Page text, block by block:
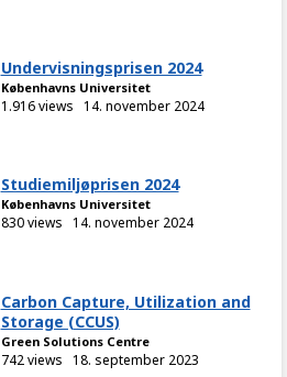
Undervisningsprisen 2024
Københavns Universitet
1.916 views 14. november 2024
Studiemiljøprisen 2024
Københavns Universitet
830 views 14. november 2024
Carbon Capture, Utilization and
Storage (CCUS)
Green Solutions Centre
742 views 18. september 2023